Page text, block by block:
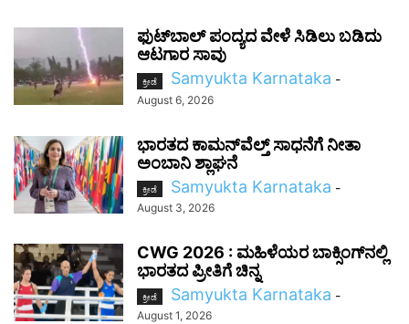
ಫುಟ್‌ಬಾಲ್ ಪಂದ್ಯದ ವೇಳೆ ಸಿಡಿಲು ಬಡಿದು
ಆಟಗಾರ ಸಾವು
ಕ್ರೀಡೆ Samyukta Karnataka -
August 6, 2026
ಭಾರತದ ಕಾಮನ್‌ವೆಲ್ತ್ ಸಾಧನೆಗೆ ನೀತಾ
ಅಂಬಾನಿ ಶ್ಲಾಘನೆ
ಕ್ರೀಡೆ Samyukta Karnataka -
August 3, 2026
CWG 2026 : ಮಹಿಳೆಯರ ಬಾಕ್ಸಿಂಗ್‌ನಲ್ಲಿ
ಭಾರತದ ಪ್ರೀತಿಗೆ ಚಿನ್ನ
ಕ್ರೀಡೆ Samyukta Karnataka -
August 1, 2026